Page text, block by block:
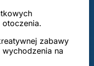
zabawy
na